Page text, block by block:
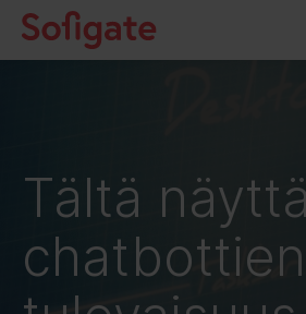
Hyppää
sisältöön
Tältä
chatbottien